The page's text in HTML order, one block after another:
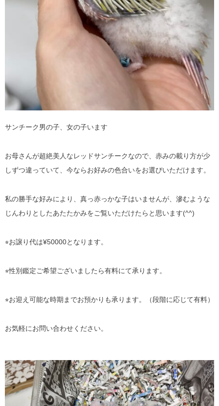
サンチーク男の子、女の子います
お母さんが超絶美人なレッドサンチークなので、赤みの載り方が少
しずつ違っていて、今ならお好みの色合いをお選びいただけます。
私の勝手な好みにより、真っ赤っかな子はいませんが、滲むような
じんわりとしたあたたかみをご覧いただけたらと思います(^^)
⭐︎お譲り代は¥50000となります。
⭐︎性別鑑定ご希望ございましたら有料にて承ります。
⭐︎お迎え可能な時期までお預かりも承ります。（段階に応じて有料）
お気軽にお問い合わせください。